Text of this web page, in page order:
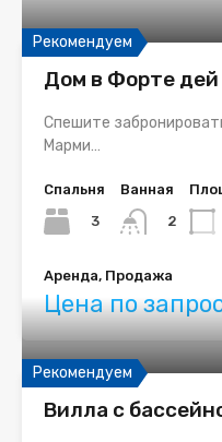
Рекомендуем
Дом в Форте
Спешите
Марми…
Спальня
3
Ванная
2
Аренда, Продажа
Цена по
Рекомендуем
Вилла с